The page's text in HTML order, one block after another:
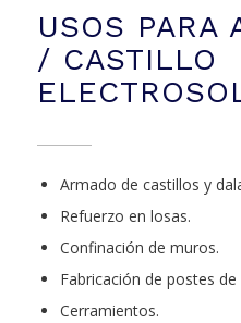
USOS PARA
/ CASTILLO
Armado de castillos y
Refuerzo en losas.
Confinación de muros.
Fabricación de postes
Cerramientos.